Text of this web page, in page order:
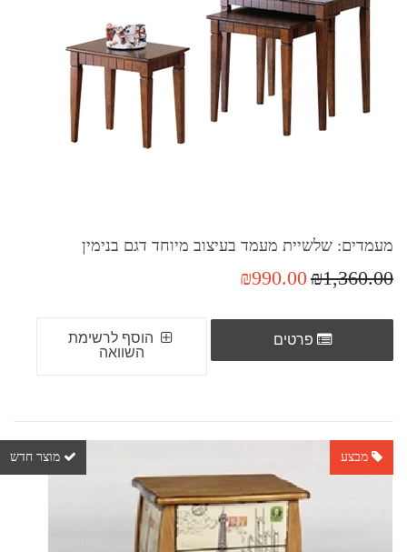
מעמדים: שלשיית מעמד בעיצוב מיוחד דגם בנימין
₪1,360.00
₪990.00
פרטים
הוסף לרשימת
השוואה
מוצר חדש מבצע